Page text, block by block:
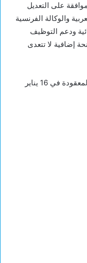
رقم 633 لسنة 2022 بالموافقة على التعديل
والوكالة الفرنسية
ودعم التوظيف
تقديم منحة إضافية لا تتعدى
ووافق مجلس النواب على القرار بجلسته المعقودة في 16 يناير